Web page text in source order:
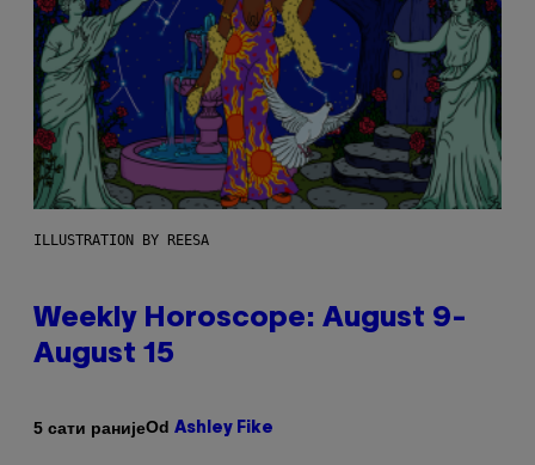
ILLUSTRATION BY REESA
Weekly Horoscope: August 9-
August 15
5 сати ранијеOd Ashley Fike